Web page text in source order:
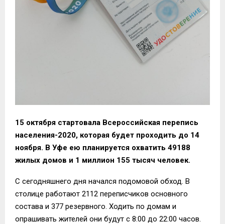
15 октября стартовала Всероссийская перепись
населения-2020, которая будет проходить до 14
ноября. В Уфе ею планируется охватить 49188
жилых домов и 1 миллион 155 тысяч человек.
С сегодняшнего дня начался подомовой обход. В
столице работают 2112 переписчиков основного
состава и 377 резервного. Ходить по домам и
опрашивать жителей они будут с 8:00 до 22:00 часов.